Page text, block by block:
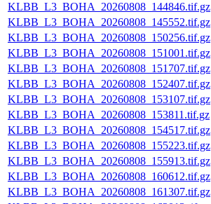
KLBB_L3_BOHA_20260808_144846.tif.gz
KLBB_L3_BOHA_20260808_145552.tif.gz
KLBB_L3_BOHA_20260808_150256.tif.gz
KLBB_L3_BOHA_20260808_151001.tif.gz
KLBB_L3_BOHA_20260808_151707.tif.gz
KLBB_L3_BOHA_20260808_152407.tif.gz
KLBB_L3_BOHA_20260808_153107.tif.gz
KLBB_L3_BOHA_20260808_153811.tif.gz
KLBB_L3_BOHA_20260808_154517.tif.gz
KLBB_L3_BOHA_20260808_155223.tif.gz
KLBB_L3_BOHA_20260808_155913.tif.gz
KLBB_L3_BOHA_20260808_160612.tif.gz
KLBB_L3_BOHA_20260808_161307.tif.gz